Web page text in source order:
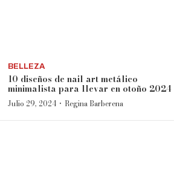
BELLEZA
10 diseños de nail art metálico
minimalista para llevar en otoño 2024
Julio 29, 2024 · Regina Barberena